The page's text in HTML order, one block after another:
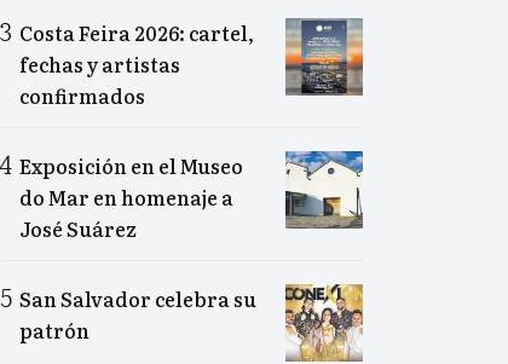
Costa Feira 2026: cartel,
fechas y artistas
confirmados
Exposición en el Museo
do Mar en homenaje a
José Suárez
San Salvador celebra su
patrón